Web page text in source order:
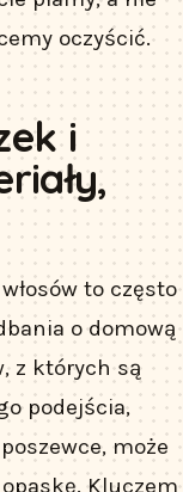
oczyścić.
i
to często
o domową
z których są
podejścia,
może
Kluczem